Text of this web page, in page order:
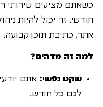
חודשי. זה יכול להיות
אתר, כתיבת תוכן קבועה,
למה זה מדהים?
שקט נפשי: אתם
לכם כל חודש.